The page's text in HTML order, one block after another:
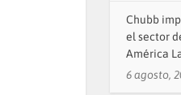
Chubb
el sector
América
6 agosto,